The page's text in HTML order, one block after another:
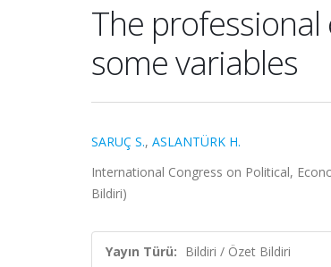
The
some variables
SARUÇ S., ASLANTÜRK H.
International Congress on Political,
Bildiri)
Yayın Türü: Bildiri / Özet Bildiri